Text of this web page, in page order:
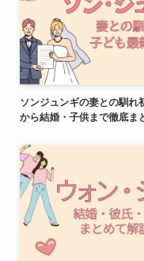
ソンジュンギの妻との馴れ
から結婚・子供まで徹底ま